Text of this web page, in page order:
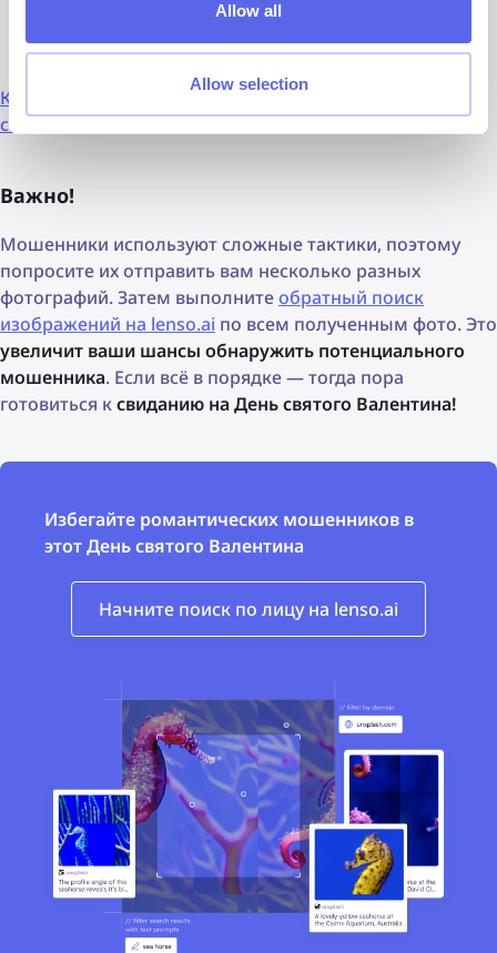
Allow all
Allow selection
Будьте скептичны и внимательны к возможным
манипуляциям.
Как понять, что вас обманывают? Самые эффективные
советы
Важно!
Мошенники используют сложные тактики, поэтому
попросите их отправить вам несколько разных
фотографий. Затем выполнитеобратный поиск
изображений на lenso.ai по всем полученным фото. Это
увеличит ваши шансы обнаружить потенциального
мошенника. Если всё в порядке — тогда пора
готовиться ксвиданию на День святого Валентина!
Избегайте романтических мошенников в
этот День святого Валентина
Начните поиск по лицу на lenso.ai